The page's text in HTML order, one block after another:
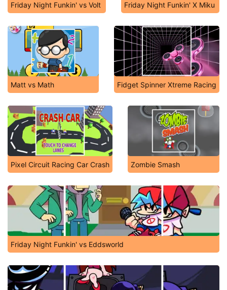
Friday Night Funkin' vs Volt Friday Night Funkin' X Miku
Matt vs Math Fidget Spinner Xtreme Racing
Pixel Circuit Racing Car Crash Zombie Smash
Friday Night Funkin' vs Eddsworld